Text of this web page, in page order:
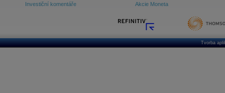
Investiční komentáře
Akcie Moneta
Tvorba